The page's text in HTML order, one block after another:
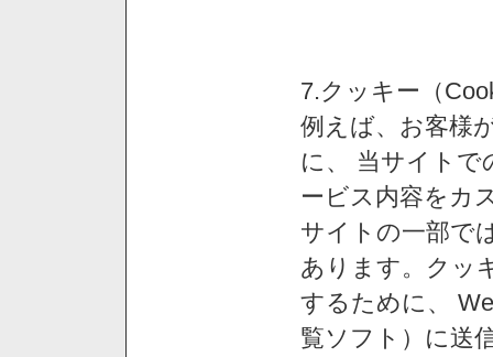
7.クッキー（
例えば、お客様
に、 当サイトで
ービス内容をカ
サイトの一部で
あります。クッ
するために、
覧ソフト）に送